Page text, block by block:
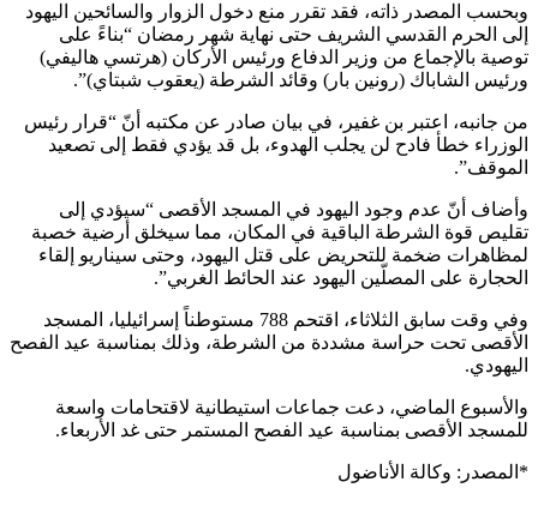
وبحسب المصدر ذاته، فقد تقرر منع دخول الزوار والسائحين اليهود
إلى الحرم القدسي الشريف حتى نهاية شهر رمضان “بناءً على
توصية بالإجماع من وزير الدفاع ورئيس الأركان (هرتسي هاليفي)
ورئيس الشاباك (رونين بار) وقائد الشرطة (يعقوب شبتاي)”.
من جانبه، اعتبر بن غفير، في بيان صادر عن مكتبه أنّ “قرار رئيس
الوزراء خطأ فادح لن يجلب الهدوء، بل قد يؤدي فقط إلى تصعيد
الموقف”.
وأضاف أنّ عدم وجود اليهود في المسجد الأقصى “سيؤدي إلى
تقليص قوة الشرطة الباقية في المكان، مما سيخلق أرضية خصبة
لمظاهرات ضخمة للتحريض على قتل اليهود، وحتى سيناريو إلقاء
الحجارة على المصلّين اليهود عند الحائط الغربي”.
وفي وقت سابق الثلاثاء، اقتحم 788 مستوطناً إسرائيليا، المسجد
الأقصى تحت حراسة مشددة من الشرطة، وذلك بمناسبة عيد الفصح
اليهودي.
والأسبوع الماضي، دعت جماعات استيطانية لاقتحامات واسعة
للمسجد الأقصى بمناسبة عيد الفصح المستمر حتى غد الأربعاء.
*المصدر: وكالة الأناضول